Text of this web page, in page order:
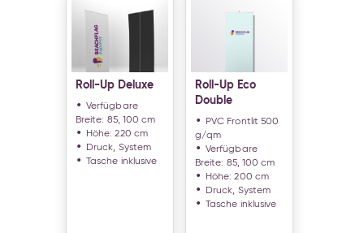
Roll-Up Deluxe
Verfügbare
Breite: 85, 100 cm
Höhe: 220 cm
Druck, System
Tasche inklusive
Roll-Up Eco
Double
PVC Frontlit 500
g/qm
Verfügbare
Breite: 85, 100 cm
Höhe: 200 cm
Druck, System
Tasche inklusive